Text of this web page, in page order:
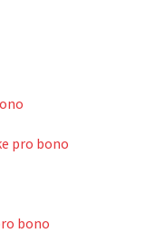
pro bono
bono